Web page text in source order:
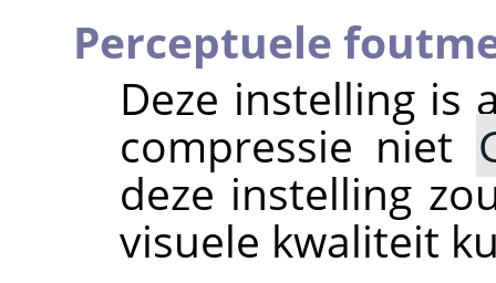
Perceptuele
Deze instelling is
compressie niet
deze instelling
visuele kwaliteit